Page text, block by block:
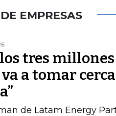
EMPRESAS
tres
a tomar cerca
de Latam Energy